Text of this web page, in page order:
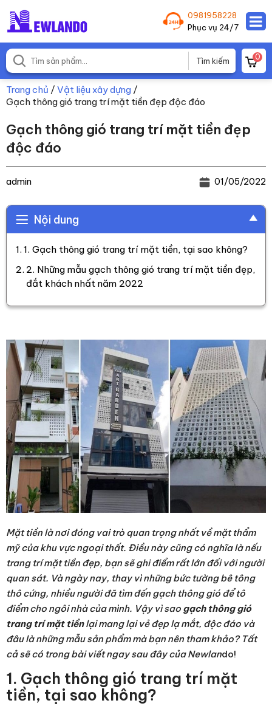
0981958228
Phục vụ 24/7
0
Trang chủ / Vật liệu xây dựng /
Gạch thông gió trang trí mặt tiền đẹp độc đáo
Gạch thông gió trang trí mặt tiền đẹp
độc đáo
admin 01/05/2022
Nội dung
1. Gạch thông gió trang trí mặt tiền, tại sao không?
2. Những mẫu gạch thông gió trang trí mặt tiền đẹp,
đắt khách nhất năm 2022
Mặt tiền là nơi đóng vai trò quan trọng nhất về mặt thẩm
mỹ của khu vực ngoại thất. Điều này cũng có nghĩa là nếu
trang trí mặt tiền đẹp, bạn sẽ ghi điểm rất lớn đối với người
quan sát. Và ngày nay, thay vì những bức tường bê tông
thô cứng, nhiều người đã tìm đến gạch thông gió để tô
điểm cho ngôi nhà của mình. Vậy vì sao gạch thông gió
trang trí mặt tiềnlại mang lại vẻ đẹp lạ mắt, độc đáo và
đâu là những mẫu sản phẩm mà bạn nên tham khảo? Tất
cả sẽ có trong bài viết ngay sau đây của Newlando!
1. Gạch thông gió trang trí mặt
tiền, tại sao không?